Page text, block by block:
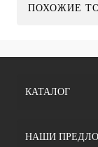
ПОХОЖИЕ
КАТАЛОГ
НАШИ